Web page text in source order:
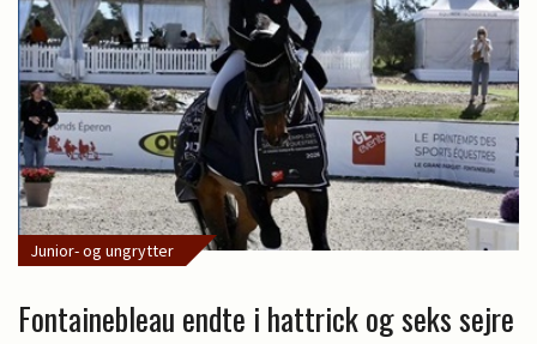
Junior- og ungrytter
Fontainebleau endte i hattrick og seks sejre